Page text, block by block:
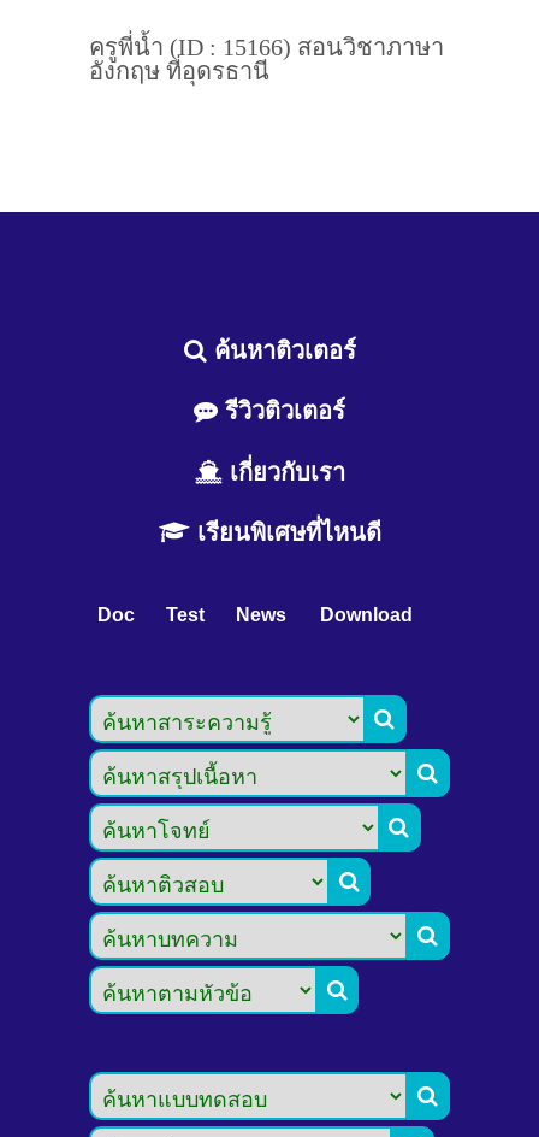
ครูพี่น้ำ (ID : 15166) สอนวิชาภาษา
อังกฤษ ที่อุดรธานี
ค้นหาติวเตอร์
รีวิวติวเตอร์
เกี่ยวกับเรา
เรียนพิเศษที่ไหนดี
Doc Test News Download






